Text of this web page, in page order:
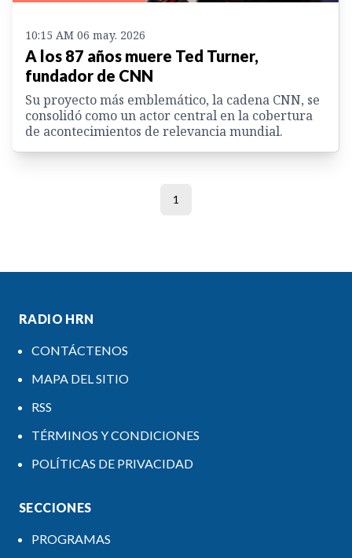
10:15 AM 06 may. 2026
A los 87 años muere Ted Turner,
fundador de CNN
Su proyecto más emblemático, la cadena CNN, se
consolidó como un actor central en la cobertura
de acontecimientos de relevancia mundial.
1
RADIO HRN
CONTÁCTENOS
MAPA DEL SITIO
RSS
TÉRMINOS Y CONDICIONES
POLÍTICAS DE PRIVACIDAD
SECCIONES
PROGRAMAS